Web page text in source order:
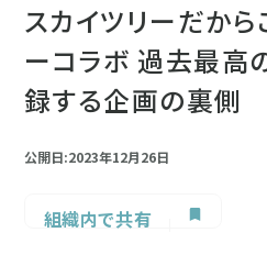
スカイツリーだから
ーコラボ 過去最高
録する企画の裏側
公開日:2023年12月26日
組織内で共有